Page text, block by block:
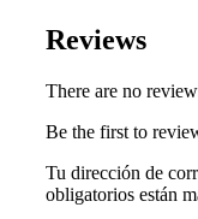
Reviews
There are no
Be the first to
Tu dirección de
obligatorios están